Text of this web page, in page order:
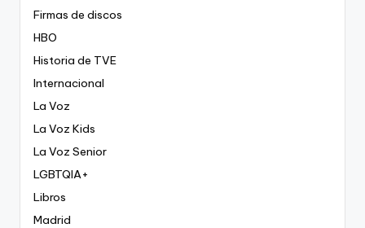
Firmas de discos
HBO
Historia de TVE
Internacional
La Voz
La Voz Kids
La Voz Senior
LGBTQIA+
Libros
Madrid